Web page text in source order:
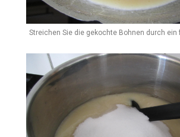
Streichen Sie die gekochte Bohnen durch ein